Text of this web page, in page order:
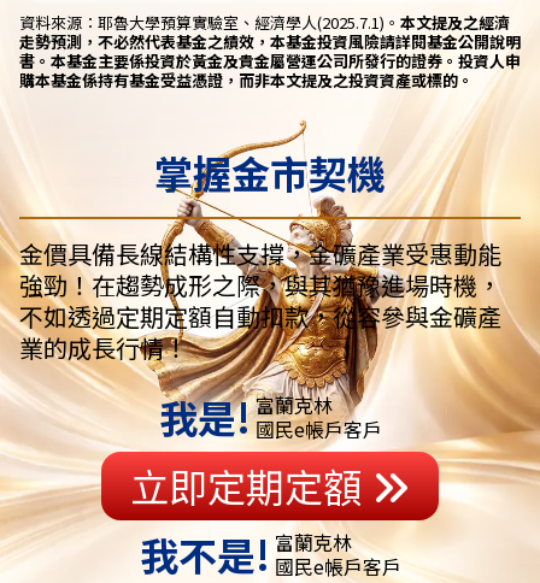
資料來源：耶魯大學預算實驗室、經濟學人(2025.7.1)。 本文提及之經濟
走勢預測，不必然代表基金之績效，本基金投資風險請詳閱基金公開說明
書。本基金主要係投資於黃金及貴金屬營運公司所發行的證券。投資人申
購本基金係持有基金受益憑證，而非本文提及之投資資產或標的。
掌握金市契機
金價具備長線結構性支撐，金礦產業受惠動能
強勁！在趨勢成形之際，與其猶豫進場時機，
不如透過定期定額自動扣款，從容參與金礦產
業的成長行情！
我是!富蘭克林
國民e帳戶客戶
立即定期定額
我不是! 富蘭克林
國民e帳戶客戶